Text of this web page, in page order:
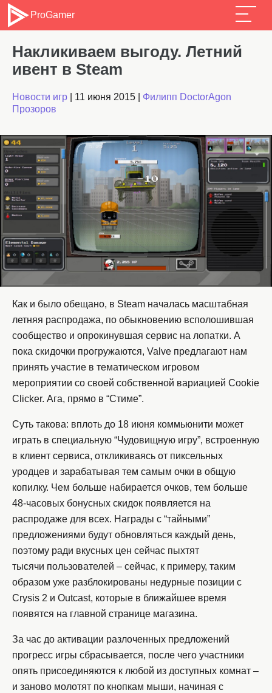
ProGamer
Накликиваем выгоду. Летний
ивент в Steam
Новости игр 11 июня 2015
Филипп DoctorAgon
Прозоров
Как и было обещано, в Steam началась масштабная
летняя распродажа, по обыкновению всполошившая
сообщество и опрокинувшая сервис на лопатки. А
пока скидочки прогружаются, Valve предлагают нам
принять участие в тематическом игровом
мероприятии со своей собственной вариацией Cookie
Clicker. Ага, прямо в “Стиме”.
Суть такова: вплоть до 18 июня коммьюнити может
играть в специальную “Чудовищную игру”, встроенную
в клиент сервиса, откликиваясь от пиксельных
уродцев и зарабатывая тем самым очки в общую
копилку. Чем больше набирается очков, тем больше
48-часовых бонусных скидок появляется на
распродаже для всех. Награды с “тайными”
предложениями будут обновляться каждый день,
поэтому ради вкусных цен сейчас пыхтят
тысячи пользователей – сейчас, к примеру, таким
образом уже разблокированы недурные позиции с
Crysis 2 и Outcast, которые в ближайшее время
появятся на главной странице магазина.
За час до активации разлоченных предложений
прогресс игры сбрасывается, после чего участники
опять присоединяются к любой из доступных комнат –
и заново молотят по кнопкам мыши, начиная с